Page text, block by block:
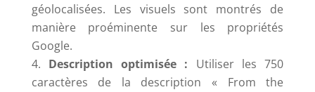
géolocalisées. Les visuels sont montrés de
manière proéminente sur les propriétés
Google.
Description optimisée : Utiliser les 750
caractères de la description « From the